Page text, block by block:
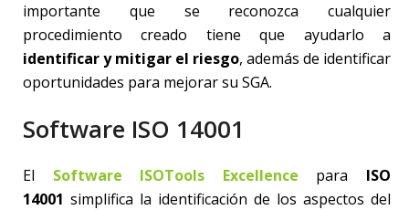
importante que se reconozca cualquier
procedimiento creado tiene que ayudarlo a
identificar y mitigar el riesgo, además de identificar
oportunidades para mejorar su SGA.
Software ISO 14001
El Software ISOTools Excellence para ISO
14001 simplifica la identificación de los aspectos del